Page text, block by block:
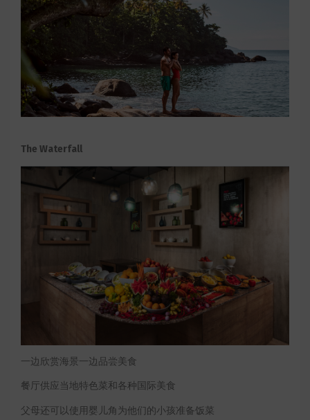
The Waterfall
一边欣赏海景一边品尝美食
餐厅供应当地特色菜和各种国际美食
父母还可以使用婴儿角为他们的小孩准备饭菜